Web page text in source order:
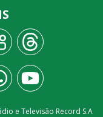
e Televisão Record S.A